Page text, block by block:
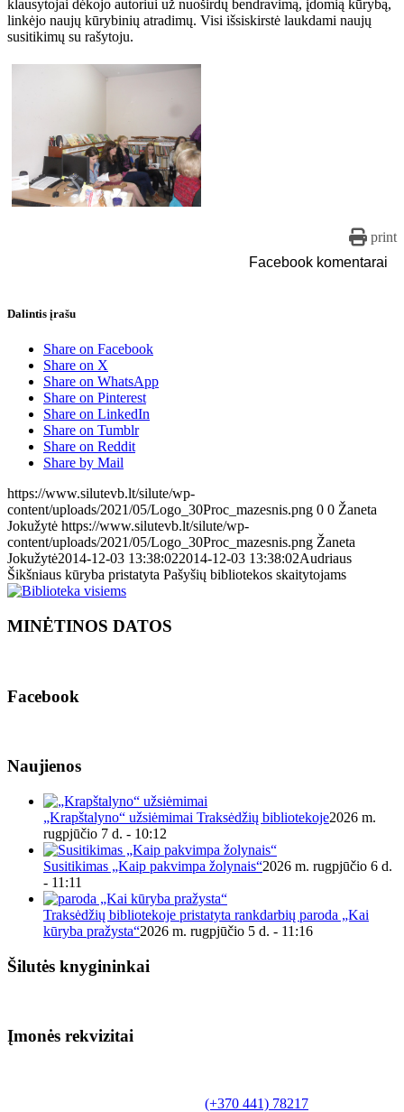
klausytojai dėkojo autoriui už nuoširdų bendravimą, įdomią kūrybą,
linkėjo naujų kūrybinių atradimų. Visi išsiskirstė laukdami naujų
susitikimų su rašytoju.
print
Facebook komentarai
Dalintis įrašu
Share on Facebook
Share on X
Share on WhatsApp
Share on Pinterest
Share on LinkedIn
Share on Tumblr
Share on Reddit
Share by Mail
https://www.silutevb.lt/silute/wp-
content/uploads/2021/05/Logo_30Proc_mazesnis.png 0 0 Žaneta
Jokužytė https://www.silutevb.lt/silute/wp-
content/uploads/2021/05/Logo_30Proc_mazesnis.png Žaneta
Jokužytė2014-12-03 13:38:022014-12-03 13:38:02Audriaus
Šikšniaus kūryba pristatyta Pašyšių bibliotekos skaitytojams
MINĖTINOS DATOS
Facebook
Naujienos
„Krapštalyno“ užsiėmimai Traksėdžių bibliotekoje2026 m.
rugpjūčio 7 d. - 10:12
Susitikimas „Kaip pakvimpa žolynais“2026 m. rugpjūčio 6 d.
- 11:11
Traksėdžių bibliotekoje pristatyta rankdarbių paroda „Kai
kūryba pražysta“2026 m. rugpjūčio 5 d. - 11:16
Šilutės knygininkai
Įmonės rekvizitai
(+370 441) 78217